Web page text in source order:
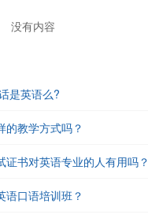
没有内容
是英语么?
的教学方式吗？
书对英语专业的人有用吗？
语口语培训班？